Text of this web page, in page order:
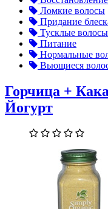
Ломкие волосы
Придание
Тусклые волосы
Питание
Нормальные
Вьющиеся
Горчица +
Йогурт